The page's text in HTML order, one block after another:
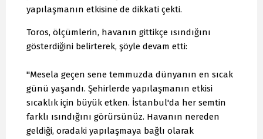
yapılaşmanın etkisine de dikkati çekti.
Toros, ölçümlerin, havanın gittikçe ısındığını
gösterdiğini belirterek, şöyle devam etti:
"Mesela geçen sene temmuzda dünyanın en sıcak
günü yaşandı. Şehirlerde yapılaşmanın etkisi
sıcaklık için büyük etken. İstanbul'da her semtin
farklı ısındığını görürsünüz. Havanın nereden
geldiği, oradaki yapılaşmaya bağlı olarak